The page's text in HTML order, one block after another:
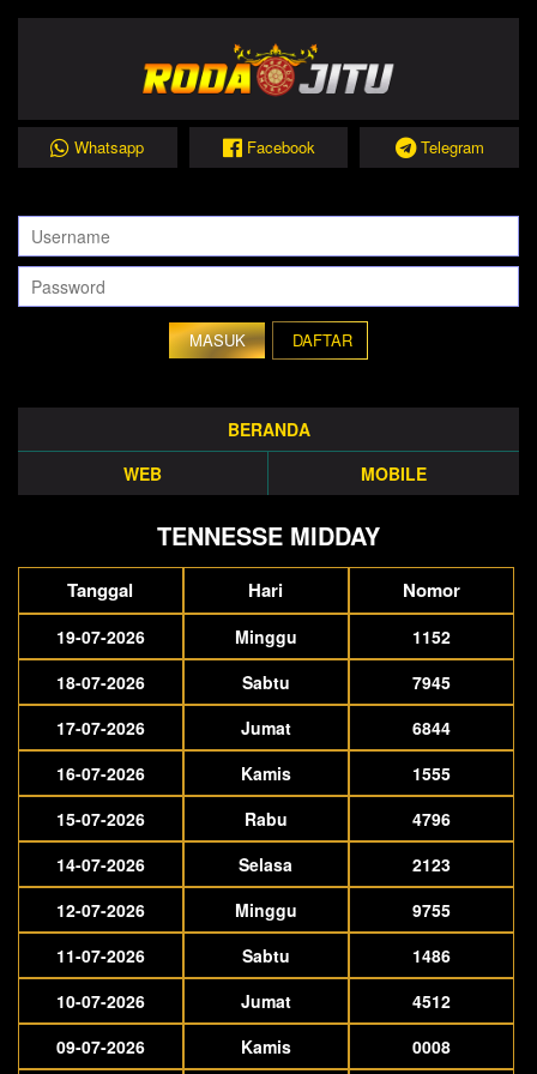
Whatsapp Facebook Telegram
DAFTAR
BERANDA
WEB
MOBILE
TENNESSE MIDDAY
Tanggal Hari Nomor
19-07-2026 Minggu
1152
18-07-2026
Sabtu
7945
17-07-2026
Jumat
6844
16-07-2026
Kamis
1555
15-07-2026
Rabu
4796
14-07-2026
Selasa
2123
12-07-2026
Minggu
9755
11-07-2026
Sabtu
1486
10-07-2026
Jumat
4512
09-07-2026
Kamis 0008